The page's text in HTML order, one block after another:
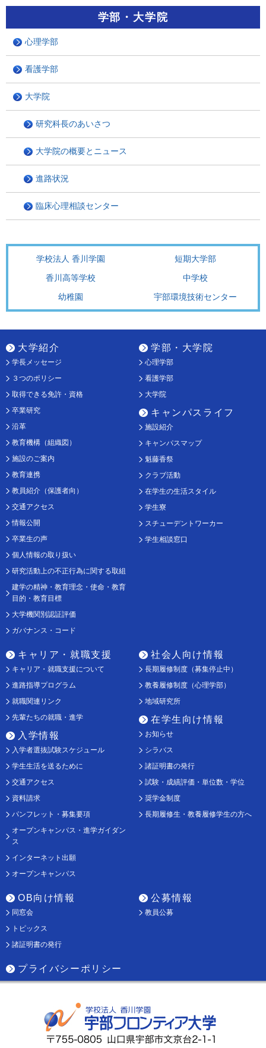
学部・大学院
心理学部
看護学部
大学院
研究科長のあいさつ
大学院の概要とニュース
進路状況
臨床心理相談センター
学校法人 香川学園
短期大学部
香川高等学校
中学校
幼稚園
宇部環境技術センター
大学紹介
学長メッセージ
３つのポリシー
取得できる免許・資格
卒業研究
沿革
教育機構（組織図）
施設のご案内
教育連携
教員紹介（保護者向）
交通アクセス
情報公開
卒業生の声
個人情報の取り扱い
研究活動上の不正行為に関する取組
建学の精神・教育理念・使命・教育
目的・教育目標
大学機関別認証評価
ガバナンス・コード
学部・大学院
心理学部
看護学部
大学院
キャンパスライフ
施設紹介
キャンパスマップ
魁藤香祭
クラブ活動
在学生の生活スタイル
学生寮
スチューデントワーカー
学生相談窓口
キャリア・就職支援
キャリア・就職支援について
進路指導プログラム
就職関連リンク
先輩たちの就職・進学
入学情報
入学者選抜試験スケジュール
学生生活を送るために
交通アクセス
資料請求
パンフレット・募集要項
オープンキャンパス・進学ガイダン
ス
インターネット出願
オープンキャンパス
社会人向け情報
長期履修制度（募集停止中）
教養履修制度（心理学部）
地域研究所
在学生向け情報
お知らせ
シラバス
諸証明書の発行
試験・成績評価・単位数・学位
奨学金制度
長期履修生・教養履修学生の方へ
OB向け情報
同窓会
トピックス
諸証明書の発行
公募情報
教員公募
プライバシーポリシー